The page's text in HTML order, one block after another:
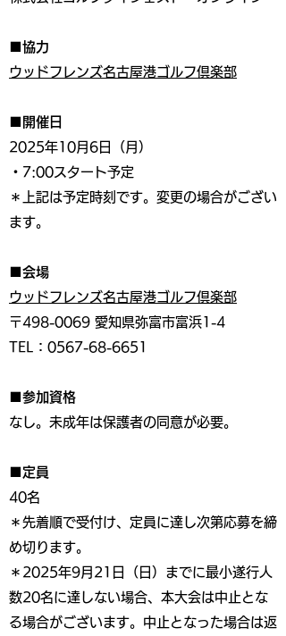
■協力
ウッドフレンズ名古屋港ゴルフ倶楽部
■開催日
2025年10月6日（月）
・7:00スタート予定
＊上記は予定時刻です。変更の場合がござい
ます。
■会場
ウッドフレンズ名古屋港ゴルフ倶楽部
〒498-0069 愛知県弥富市富浜1-4
TEL：0567-68-6651
■参加資格
なし。未成年は保護者の同意が必要。
■定員
40名
＊先着順で受付け、定員に達し次第応募を締
め切ります。
＊2025年9月21日（日）までに最小遂行人
数20名に達しない場合、本大会は中止とな
る場合がございます。中止となった場合は返